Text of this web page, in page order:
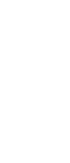
对能耗数据
能仪表（水
口手动录入
库，实时数